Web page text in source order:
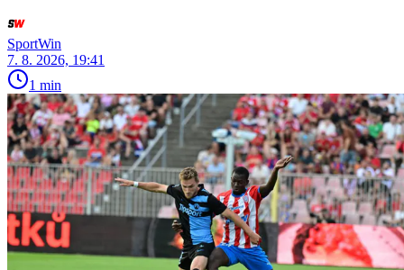
SportWin
7. 8. 2026, 19:41
1 min